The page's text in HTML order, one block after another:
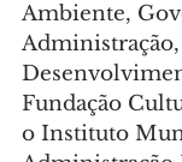
Ambiente,
Administração,
Fundação
o Instituto